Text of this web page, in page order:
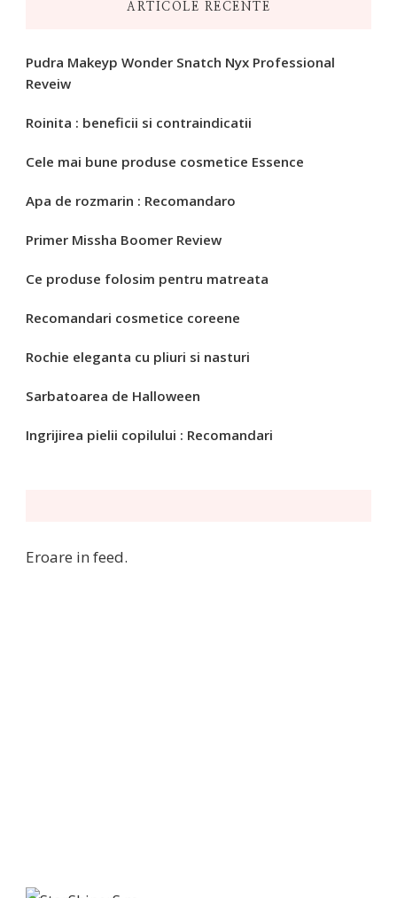
ARTICOLE RECENTE
Pudra Makeyp Wonder Snatch Nyx Professional
Reveiw
Roinita : beneficii si contraindicatii
Cele mai bune produse cosmetice Essence
Apa de rozmarin : Recomandaro
Primer Missha Boomer Review
Ce produse folosim pentru matreata
Recomandari cosmetice coreene
Rochie eleganta cu pliuri si nasturi
Sarbatoarea de Halloween
Ingrijirea pielii copilului : Recomandari
Eroare in feed.